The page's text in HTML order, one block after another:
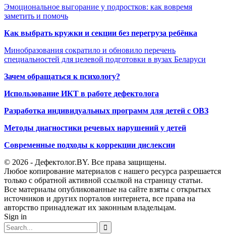
Эмоциональное выгорание у подростков: как вовремя
заметить и помочь
Как выбрать кружки и секции без перегруза ребёнка
Минобразования сократило и обновило перечень
специальностей для целевой подготовки в вузах Беларуси
Зачем обращаться к психологу?
Использование ИКТ в работе дефектолога
Разработка индивидуальных программ для детей с ОВЗ
Методы диагностики речевых нарушений у детей
Современные подходы к коррекции дислексии
© 2026 - Дефектолог.BY. Все права защищены.
Любое копирование материалов с нашего ресурса разрешается
только с обратной активной ссылкой на страницу статьи.
Все материалы опубликованные на сайте взяты с открытых
источников и других порталов интернета, все права на
авторство принадлежат их законным владельцам.
Sign in